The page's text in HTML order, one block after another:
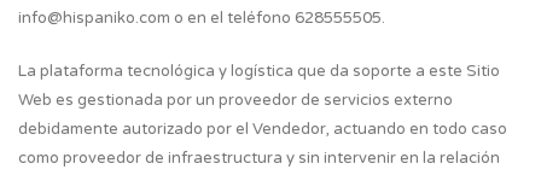
info@hispaniko.com o en el teléfono 628555505.
La plataforma tecnológica y logística que da soporte a este Sitio
Web es gestionada por un proveedor de servicios externo
debidamente autorizado por el Vendedor, actuando en todo caso
como proveedor de infraestructura y sin intervenir en la relación